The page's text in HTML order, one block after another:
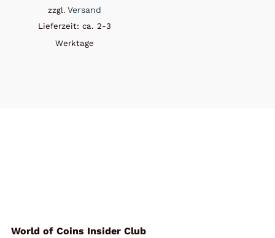
zzgl.Versand
Lieferzeit: ca. 2-3
Werktage
World of Coins Insider Club